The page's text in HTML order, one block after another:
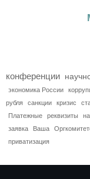
конференции
экономика России
рубля
санкции кризис
Платежные
реквизиты
заявка
Ваша
приватизация